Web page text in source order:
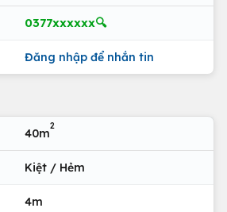
0377xxxxxx🔍
Đăng nhập để nhắn tin
40m
2
Kiệt / Hẻm
4m